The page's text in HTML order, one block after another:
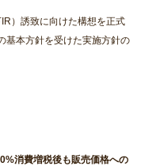
）誘致に向けた構想を正式
基本方針を受けた実施方針の
消費増税後も販売価格への